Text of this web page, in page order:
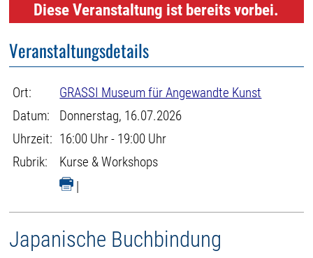
Diese Veranstaltung ist bereits vorbei.
Veranstaltungsdetails
Ort:
GRASSI Museum für Angewandte Kunst
Datum:
Donnerstag, 16.07.2026
Uhrzeit: 16:00 Uhr - 19:00 Uhr
Rubrik:
Kurse & Workshops
|
Japanische Buchbindung